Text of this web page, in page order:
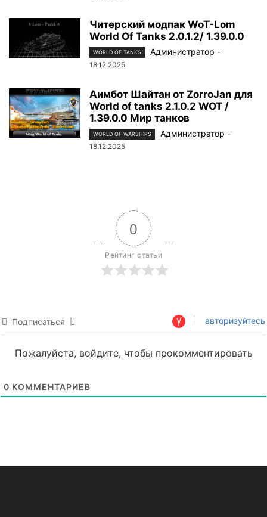
Читерский модпак WoT-Lom
World Of Tanks 2.0.1.2/ 1.39.0.0
WORLD OF TANKS Администратор -
18.12.2025
Аимбот Шайтан от ZorroJan для
World of tanks 2.1.0.2 WOT /
1.39.0.0 Мир танков
WORLD OF WARSHIPS Администратор -
18.12.2025
0
Рейтинг статьи
Подписаться авторизуйтесь
Пожалуйста, войдите, чтобы прокомментировать
0 КОММЕНТАРИЕВ